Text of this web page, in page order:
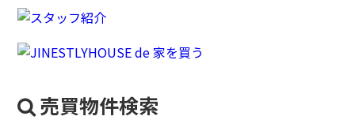
売買物件検索